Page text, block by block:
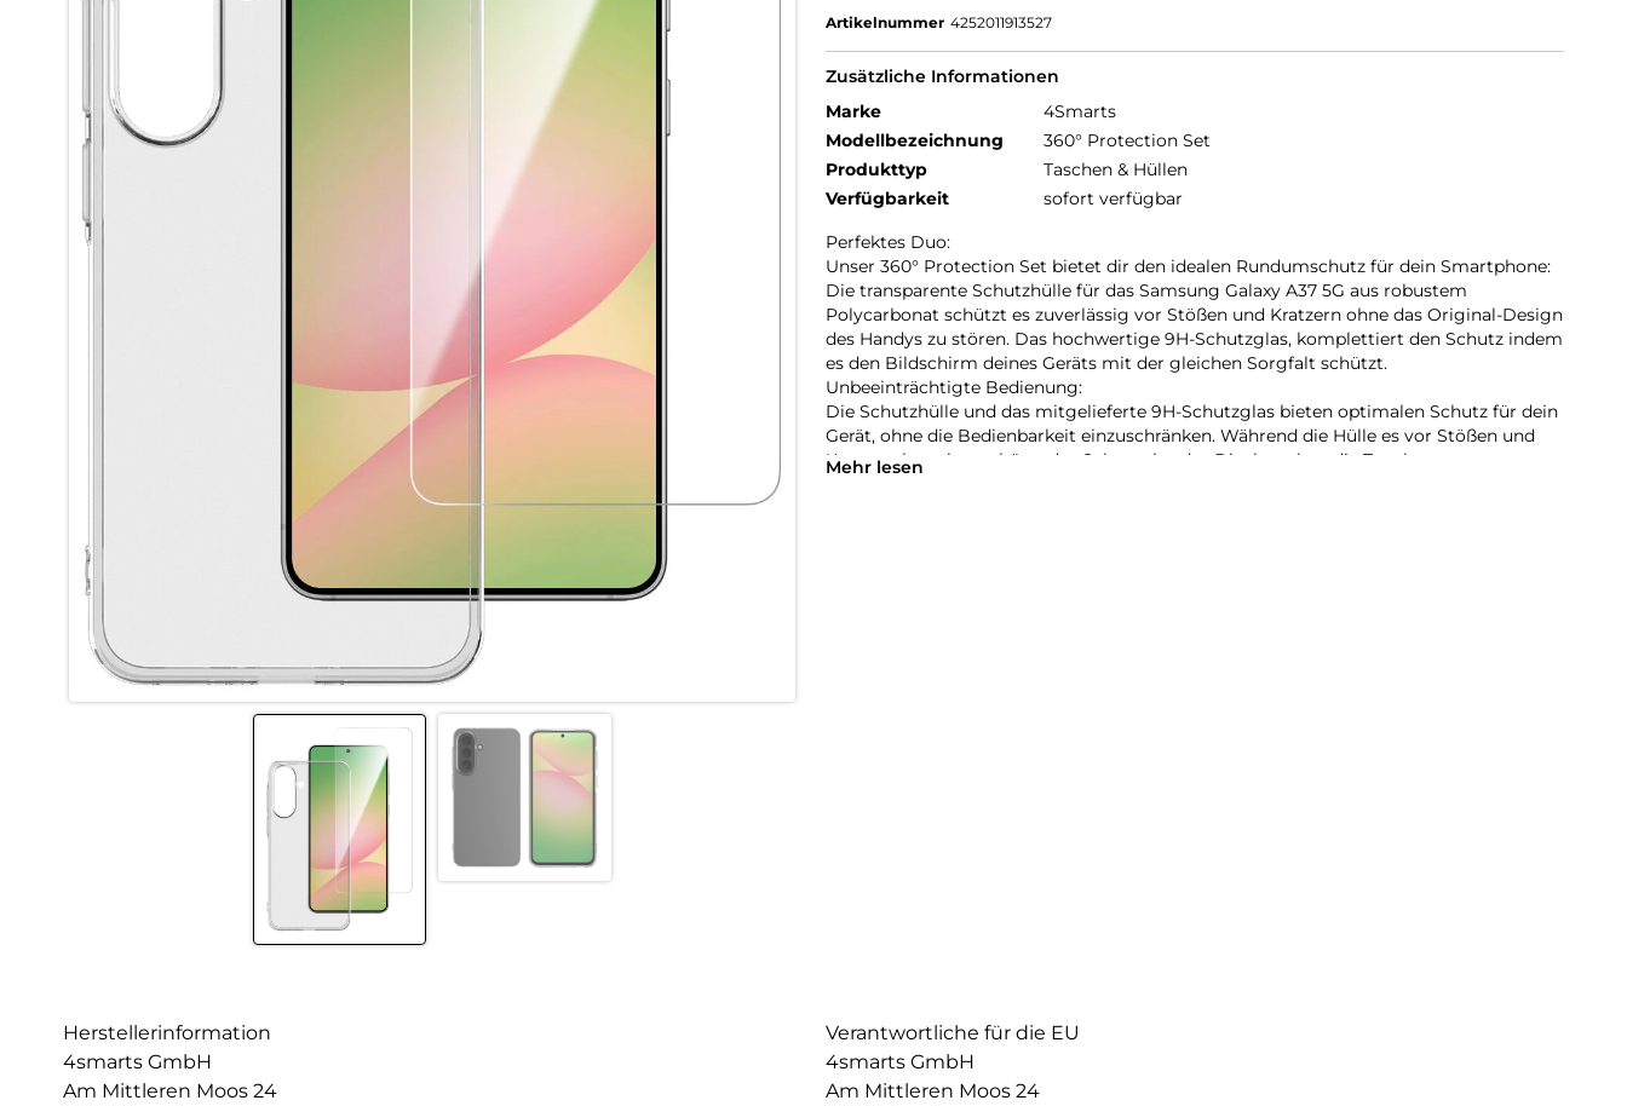
Artikelnummer 4252011913527
Zusätzliche Informationen
Marke
4Smarts
Modellbezeichnung
360° Protection Set
Produkttyp
Taschen & Hüllen
Verfügbarkeit
sofort verfügbar
Perfektes Duo:
Unser 360° Protection Set bietet dir den idealen Rundumschutz für dein Smartphone:
Die transparente Schutzhülle für das Samsung Galaxy A37 5G aus robustem
Polycarbonat schützt es zuverlässig vor Stößen und Kratzern ohne das Original-Design
des Handys zu stören. Das hochwertige 9H-Schutzglas, komplettiert den Schutz indem
es den Bildschirm deines Geräts mit der gleichen Sorgfalt schützt.
Unbeeinträchtigte Bedienung:
Die Schutzhülle und das mitgelieferte 9H-Schutzglas bieten optimalen Schutz für dein
Gerät, ohne die Bedienbarkeit einzuschränken. Während die Hülle es vor Stößen und
Kratzern bewahrt, schützt das Schutzglas das Display, ohne die Touchscreen-
Mehr lesen
Herstellerinformation
4smarts GmbH
Am Mittleren Moos 24
Verantwortliche für die EU
4smarts GmbH
Am Mittleren Moos 24